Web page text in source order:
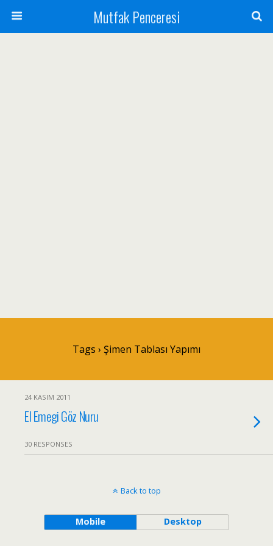
Mutfak Penceresi
Tags › Şimen Tablası Yapımı
24 KASIM 2011
El Emegi Göz Nuru
30 RESPONSES
Back to top
Mobile Desktop